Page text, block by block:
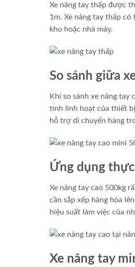
Xe nâng tay thấp được
1m. Xe nâng tay thấp
kho hoặc nhà máy.
So sánh giữa
Khi so sánh xe nâng tay
tính linh hoạt của thiết
hỗ trợ di chuyển hàng
Ứng dụng
Xe nâng tay cao 500kg
cần sắp xếp hàng hóa
hiệu suất làm việc của
Xe nâng tay